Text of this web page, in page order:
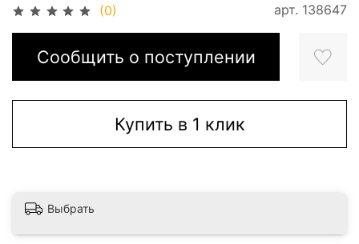
(0) арт. 138647
Сообщить о поступлении
Купить в 1 клик
Выбрать